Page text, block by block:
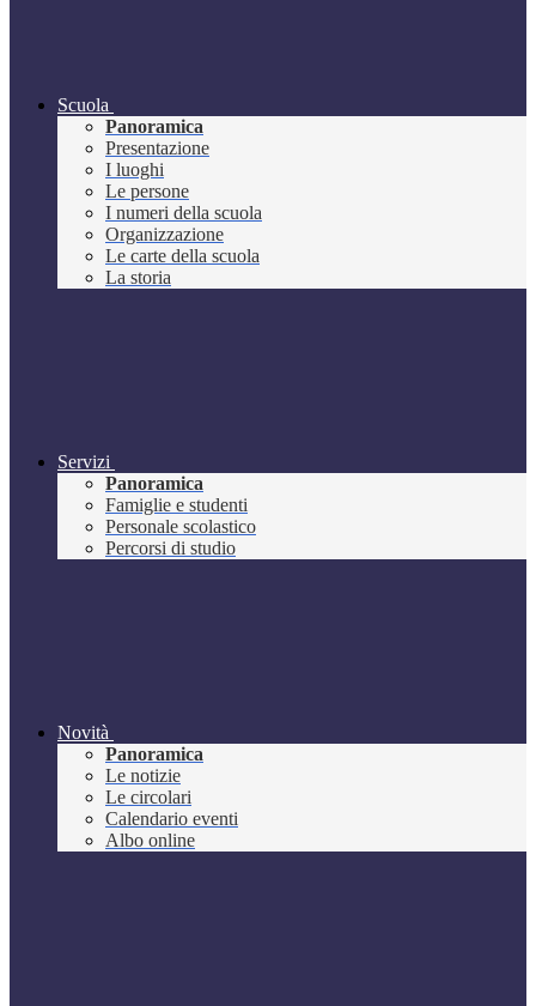
Scuola
Panoramica
Presentazione
I luoghi
Le persone
I numeri della scuola
Organizzazione
Le carte della scuola
La storia
Servizi
Panoramica
Famiglie e studenti
Personale scolastico
Percorsi di studio
Novità
Panoramica
Le notizie
Le circolari
Calendario eventi
Albo online